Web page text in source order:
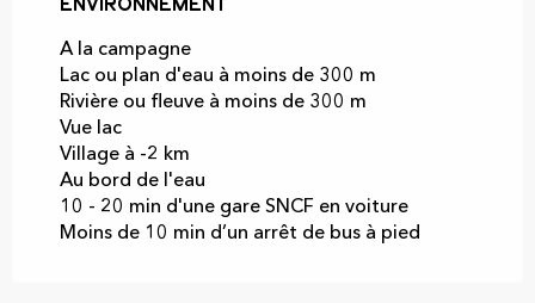
Environnement
Environnement
A la campagne
Lac ou plan d'eau à moins de 300 m
Rivière ou fleuve à moins de 300 m
Vue lac
Village à -2 km
Au bord de l'eau
10 - 20 min d'une gare SNCF en voiture
Moins de 10 min d’un arrêt de bus à pied